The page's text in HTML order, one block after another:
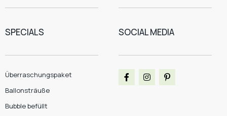
SPECIALS
Überraschungspaket
Ballonsträuße
Bubble befüllt
SOCIAL MEDIA